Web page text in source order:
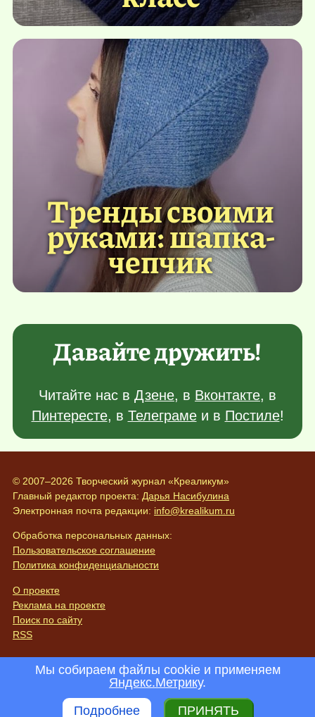
Тренды своими
руками: шапка-
чепчик
Давайте дружить!
Читайте нас в Дзене, в Вконтакте, в
Пинтересте, в Телеграмеи в Постиле!
© 2007–2026 Творческий журнал «Креаликум»
Главный редактор проекта: Дарья Насибулина
Электронная почта редакции: info@krealikum.ru
Обработка персональных данных:
Пользовательское соглашение
Политика конфиденциальности
О проекте
Реклама на проекте
Поиск по сайту
RSS
Мы собираем файлы cookie и применяем
Яндекс.Метрику.
Подробнее
ПРИНЯТЬ